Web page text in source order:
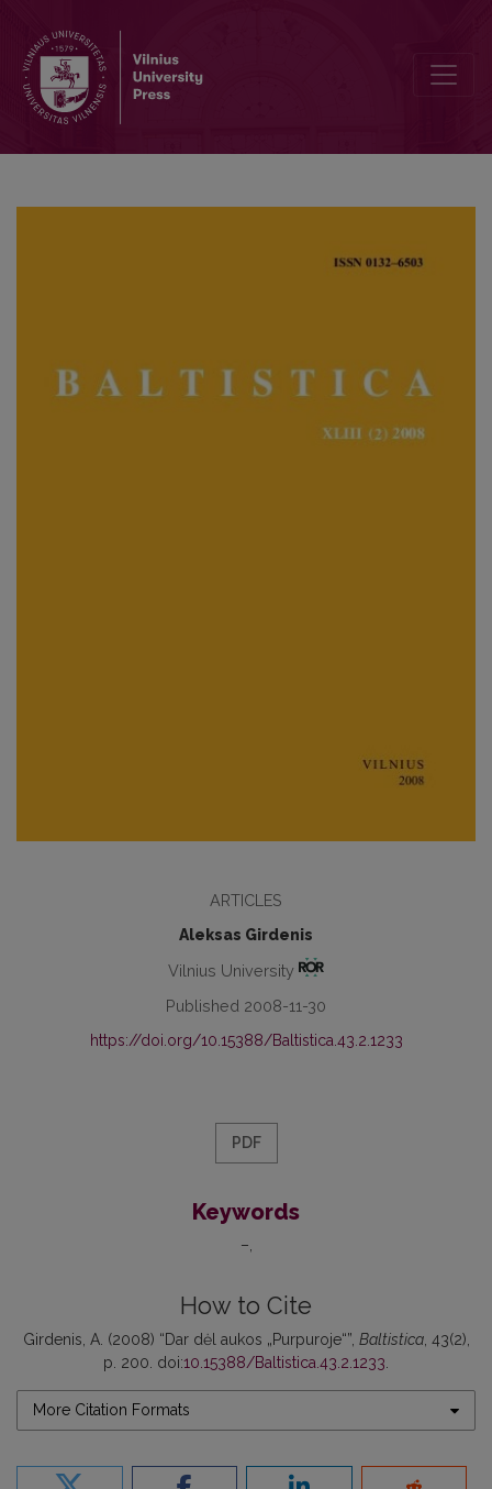
ARTICLES
Aleksas Girdenis
Vilnius University
Published 2008-11-30
https://doi.org/10.15388/Baltistica.43.2.1233
PDF
Keywords
–
How to Cite
Girdenis, A. (2008) “Dar dėl aukos „Purpuroje“”, Baltistica, 43(2),
p. 200. doi:10.15388/Baltistica.43.2.1233
More Citation Formats